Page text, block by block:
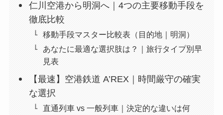
仁川空港から明洞へ｜4つの主要移動手段を
徹底比較
移動手段マスター比較表（目的地｜明洞）
あなたに最適な選択肢は？｜旅行タイプ別早
見表
【最速】空港鉄道 A’REX｜時間厳守の確実
な選択
直通列車 vs 一般列車｜決定的な違いは何